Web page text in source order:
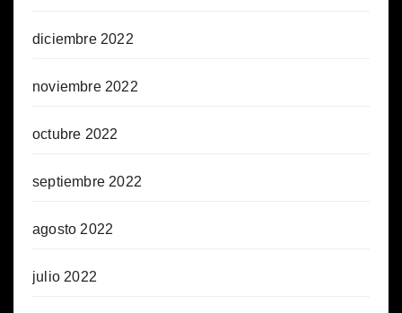
diciembre 2022
noviembre 2022
octubre 2022
septiembre 2022
agosto 2022
julio 2022